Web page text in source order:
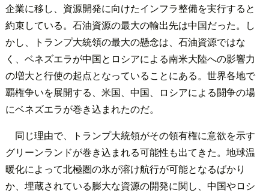
企業に移し、資源開発に向けたインフラ整備を実行すると
約束している。石油資源の最大の輸出先は中国だった。し
かし、トランプ大統領の最大の懸念は、石油資源ではな
く、ベネズエラが中国とロシアによる南米大陸への影響力
の増大と行使の起点となっていることにある。世界各地で
覇権争いを展開する、米国、中国、ロシアによる闘争の場
にベネズエラが巻き込まれたのだ。
同じ理由で、トランプ大統領がその領有権に意欲を示す
グリーンランドが巻き込まれる可能性も出てきた。地球温
暖化によって北極圏の氷が溶け航行が可能となるばかり
か、埋蔵されている膨大な資源の開発に関し、中国やロシ